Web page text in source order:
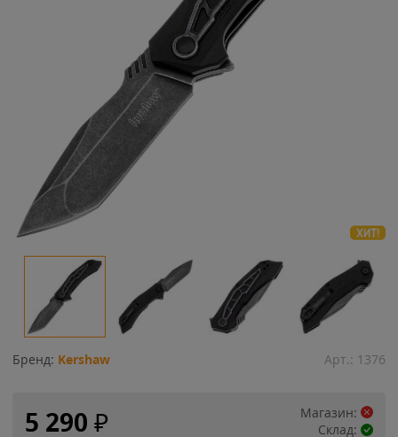
ХИТ!
Бренд: Kershaw Арт.: 1376
5 290 ₽
Магазин:
Склад: